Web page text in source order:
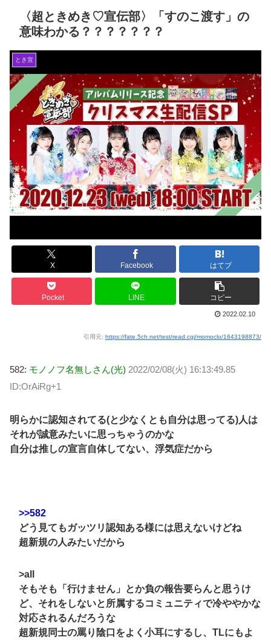
〈超ときめき♡宣伝部〉「すのこ渡す」の
意味わかる？？？？？？？
とき宣
X Facebook はてブ
Pocket LINE コピー
2022.02.10
引用元: https://fate.5ch.net/test/read.cgi/momoclo/1643198873/
582: モノノフ名無しさん(光) 2022/02/08(火) 16:13:49.85
ID:OrAiRg+1
明らかに認知されてる(と少なくとも自分は思ってる)人は
それが誠意みたいに思っちゃうのかな
自分は推しの宣言自体してない、浮気症だから
>>582
どう見てもガッツリ認知ある様には思えないけどね
超新規の人みたいだから
>all
そもそも「行けません」とか負の報告要らんと思うけ
ど、それをしないと所属するコミュニティで冷ややかな
対応されるんだろうな
超新規同士の罵り陰口をよく小耳にするし、TLにもよ